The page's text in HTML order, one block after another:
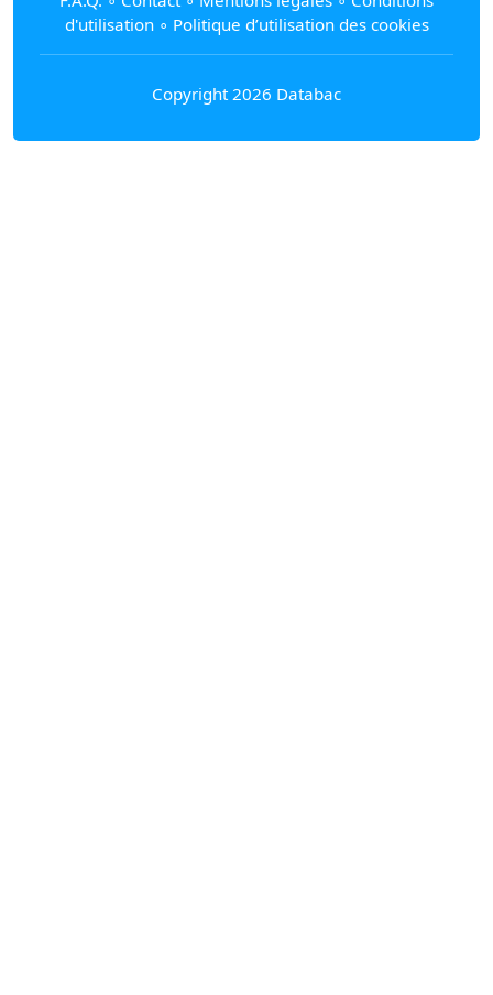
d'utilisation∘ Politique d’utilisation des cookies
Copyright 2026 Databac